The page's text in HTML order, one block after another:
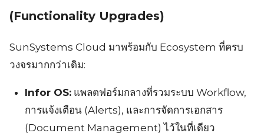
(Functionality Upgrades)
SunSystems Cloud มาพร้อมกับ Ecosystem ที่ครบ
วงจรมากกว่าเดิม:
Infor OS:แพลตฟอร์มกลางที่รวมระบบ Workflow,
การแจ้งเตือน (Alerts), และการจัดการเอกสาร
(Document Management) ไว้ในที่เดียว